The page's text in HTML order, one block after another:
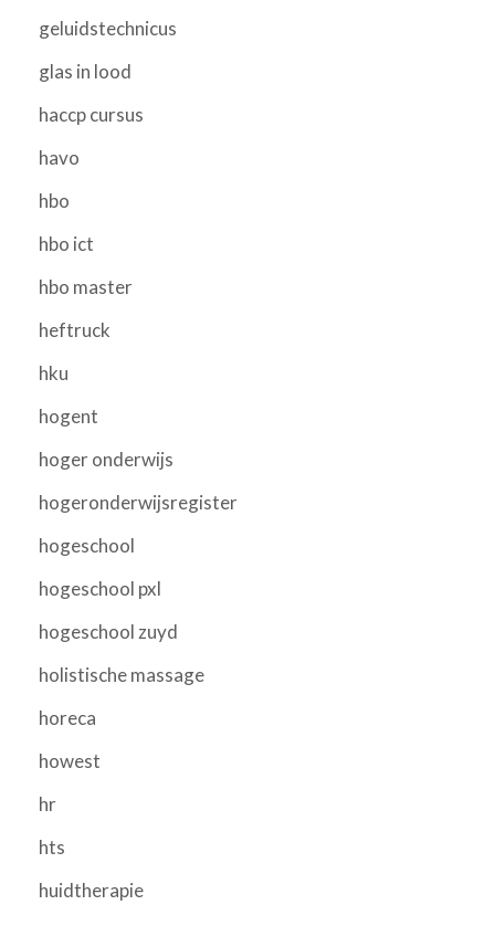
geluidstechnicus
glas in lood
haccp cursus
havo
hbo
hbo ict
hbo master
heftruck
hku
hogent
hoger onderwijs
hogeronderwijsregister
hogeschool
hogeschool pxl
hogeschool zuyd
holistische massage
horeca
howest
hr
hts
huidtherapie